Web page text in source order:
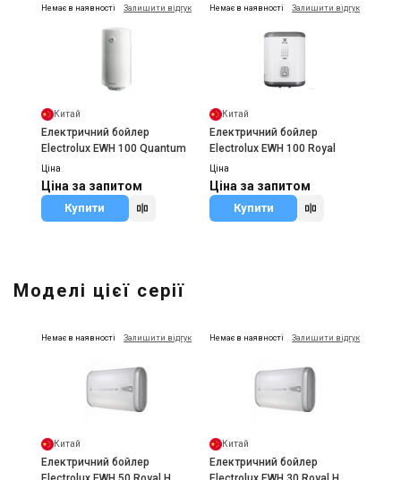
Немає в наявності Залишити відгук
Китай
Електричний бойлер
Electrolux EWH 100 Quantum
Ціна
Ціна за запитом
Купити
Немає в наявності Залишити відгук
Китай
Електричний бойлер
Electrolux EWH 100 Royal
Ціна
Ціна за запитом
Купити
Моделі цієї серії
Немає в наявності Залишити відгук
Китай
Електричний бойлер
Немає в наявності Залишити відгук
Китай
Електричний бойлер